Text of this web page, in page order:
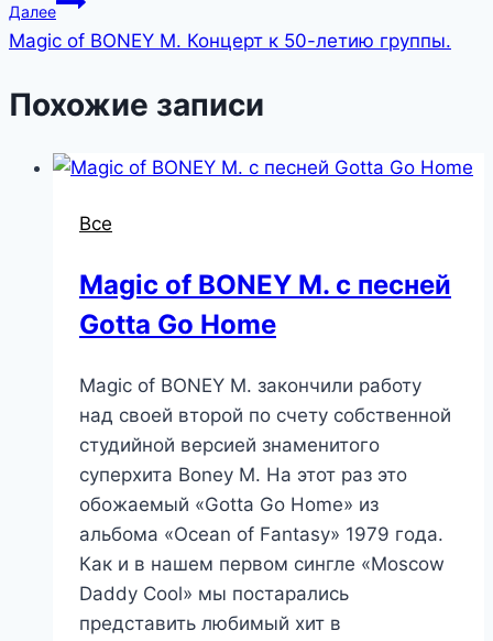
Далее
Magic of BONEY M. Концерт к 50-летию группы.
Похожие записи
Все
Magic of BONEY M. c песней
Gotta Go Home
Magic of BONEY M. закончили работу
над своей второй по счету собственной
студийной версией знаменитого
суперхита Boney M. На этот раз это
обожаемый «Gotta Go Home» из
альбома «Ocean of Fantasy» 1979 года.
Как и в нашем первом сингле «Moscow
Daddy Cool» мы постарались
представить любимый хит в